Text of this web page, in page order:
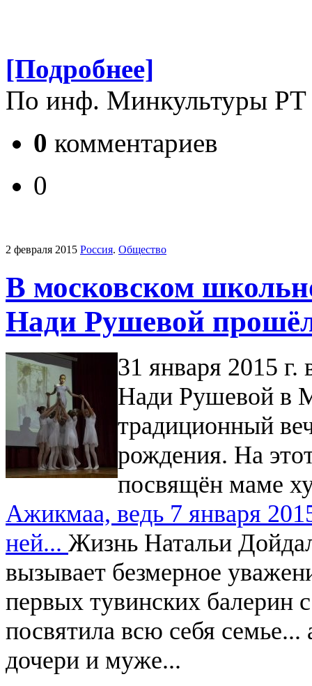
[Подробнее]
По инф. Минкультуры РТ
0 комментариев
0
2 февраля 2015 Россия. Общество
В московском
Нади Рушевой
31 января 2015
Нади Рушевой в
традиционный
рождения. На
посвящён маме
Ажикмаа, ведь 7 января
ней... Жизнь Натальи
вызывает безмерное
первых тувинских
посвятила всю себя
дочери и муже...